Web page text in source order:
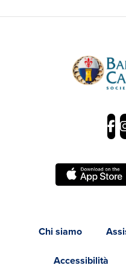
Chi siamo
Accessibilità